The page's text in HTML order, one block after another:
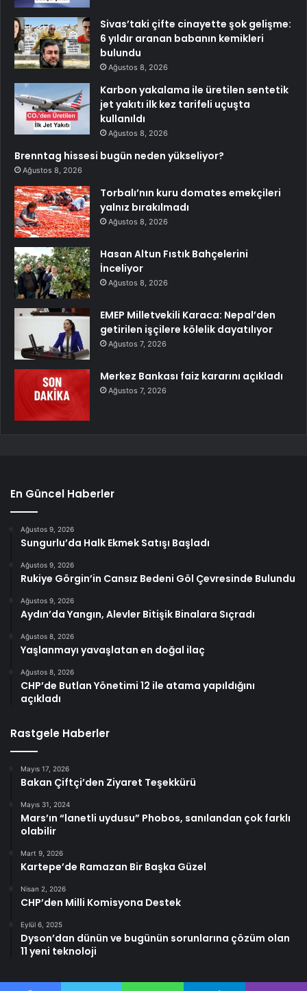
Sivas’taki çifte cinayette şok gelişme:
6 yıldır aranan babanın kemikleri
bulundu
Ağustos 8, 2026
Karbon yakalama ile üretilen sentetik
jet yakıtı ilk kez tarifeli uçuşta
kullanıldı
Ağustos 8, 2026
Brenntag hissesi bugün neden yükseliyor?
Ağustos 8, 2026
Torbalı’nın kuru domates emekçileri
yalnız bırakılmadı
Ağustos 8, 2026
Hasan Altun Fıstık Bahçelerini
İnceliyor
Ağustos 8, 2026
EMEP Milletvekili Karaca: Nepal’den
getirilen işçilere kölelik dayatılıyor
Ağustos 7, 2026
Merkez Bankası faiz kararını açıkladı
Ağustos 7, 2026
En Güncel Haberler
Ağustos 9, 2026
Sungurlu’da Halk Ekmek Satışı Başladı
Ağustos 9, 2026
Rukiye Görgin’in Cansız Bedeni Göl Çevresinde Bulundu
Ağustos 9, 2026
Aydın’da Yangın, Alevler Bitişik Binalara Sıçradı
Ağustos 8, 2026
Yaşlanmayı yavaşlatan en doğal ilaç
Ağustos 8, 2026
CHP’de Butlan Yönetimi 12 ile atama yapıldığını
açıkladı
Rastgele Haberler
Mayıs 17, 2026
Bakan Çiftçi’den Ziyaret Teşekkürü
Mayıs 31, 2024
Mars’ın “lanetli uydusu” Phobos, sanılandan çok farklı
olabilir
Mart 9, 2026
Kartepe’de Ramazan Bir Başka Güzel
Nisan 2, 2026
CHP’den Milli Komisyona Destek
Eylül 6, 2025
Dyson’dan dünün ve bugünün sorunlarına çözüm olan
11 yeni teknoloji